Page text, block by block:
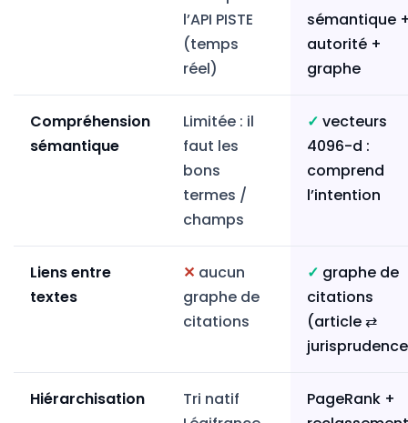
l’API PISTE
(temps
réel)
sémantique
autorité +
graphe
Compréhension
sémantique
Limitée : il
faut les
bons
termes /
champs
✓ vecteurs
4096-d :
comprend
l’intention
Liens entre
textes
✕ aucun
graphe de
citations
✓ graphe de
citations
(article ⇄
Hiérarchisation
Tri natif
PageRank +